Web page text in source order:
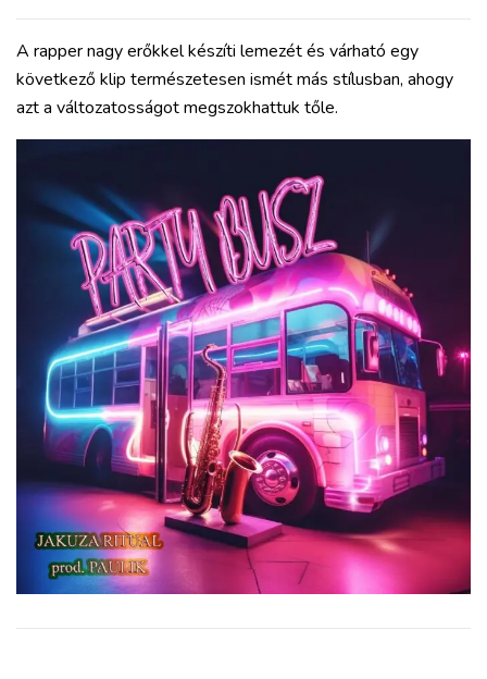
A rapper nagy erőkkel készíti lemezét és várható egy
következő klip természetesen ismét más stílusban, ahogy
azt a változatosságot megszokhattuk tőle.